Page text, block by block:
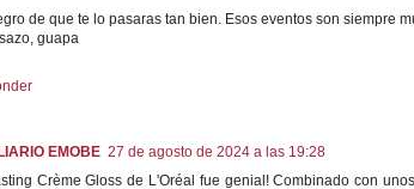
de que te lo pasaras tan bien. Esos eventos son siempre
guapa
EMOBE 27 de agosto de 2024 a las 19:28
Crème Gloss de L'Oréal fue genial! Combinado con